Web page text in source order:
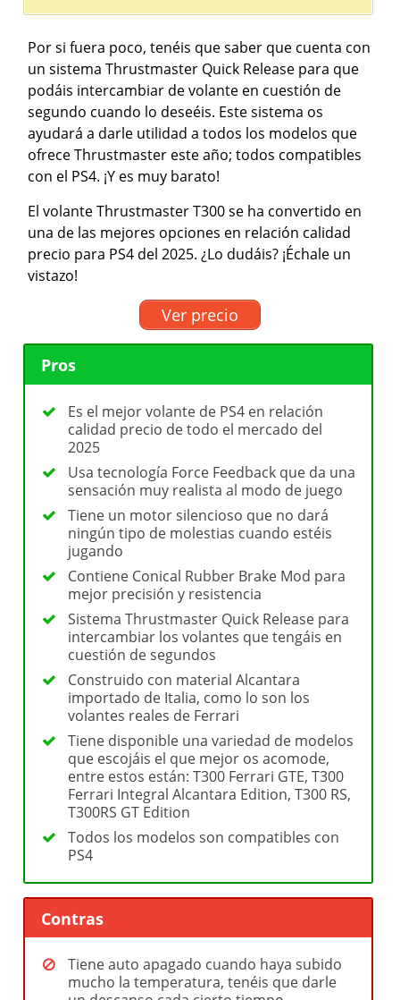
Por si fuera poco, tenéis que saber que cuenta con
un sistema Thrustmaster Quick Release para que
podáis intercambiar de volante en cuestión de
segundo cuando lo deseéis. Este sistema os
ayudará a darle utilidad a todos los modelos que
ofrece Thrustmaster este año; todos compatibles
con el PS4. ¡Y es muy barato!
El volante Thrustmaster T300 se ha convertido en
una de las mejores opciones en relación calidad
precio para PS4 del 2025. ¿Lo dudáis? ¡Échale un
vistazo!
Ver precio
Pros
Es el mejor volante de PS4 en relación
calidad precio de todo el mercado del
2025
Usa tecnología Force Feedback que da una
sensación muy realista al modo de juego
Tiene un motor silencioso que no dará
ningún tipo de molestias cuando estéis
jugando
Contiene Conical Rubber Brake Mod para
mejor precisión y resistencia
Sistema Thrustmaster Quick Release para
intercambiar los volantes que tengáis en
cuestión de segundos
Construido con material Alcantara
importado de Italia, como lo son los
volantes reales de Ferrari
Tiene disponible una variedad de modelos
que escojáis el que mejor os acomode,
entre estos están: T300 Ferrari GTE, T300
Ferrari Integral Alcantara Edition, T300 RS,
T300RS GT Edition
Todos los modelos son compatibles con
PS4
Contras
Tiene auto apagado cuando haya subido
mucho la temperatura, tenéis que darle